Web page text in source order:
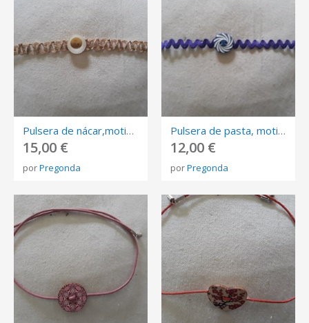
Pulsera de nácar,motivo central redondo, tonos beige. Fornitura de cuerda trenzada beige.
15,00 €
porPregonda
Pulsera de pasta, motivo central redondo pintado morado y blanco. Fornitura de algodón morado.
12,00 €
porPregonda